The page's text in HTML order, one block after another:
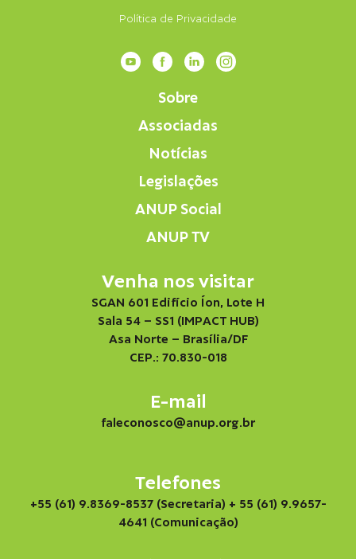
Política de Privacidade
Sobre
Associadas
Notícias
Legislações
ANUP Social
ANUP TV
Venha nos visitar
SGAN 601 Edifício Íon, Lote H
Sala 54 – SS1 (IMPACT HUB)
Asa Norte – Brasília/DF
CEP.: 70.830-018
E-mail
faleconosco@anup.org.br
Telefones
+55 (61) 9.8369-8537 (Secretaria) + 55 (61) 9.9657-
4641 (Comunicação)